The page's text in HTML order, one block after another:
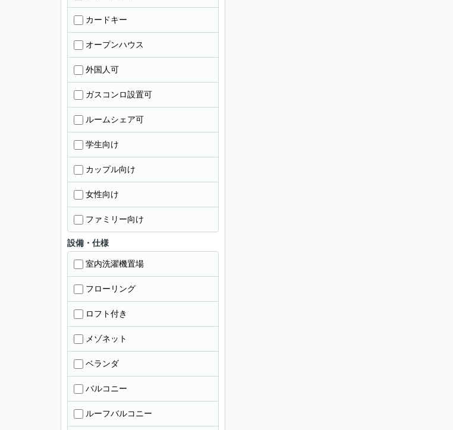
カードキー
オープンハウス
外国人可
ガスコンロ設置可
ルームシェア可
学生向け
カップル向け
女性向け
ファミリー向け
設備・仕様
室内洗濯機置場
フローリング
ロフト付き
メゾネット
ベランダ
バルコニー
ルーフバルコニー